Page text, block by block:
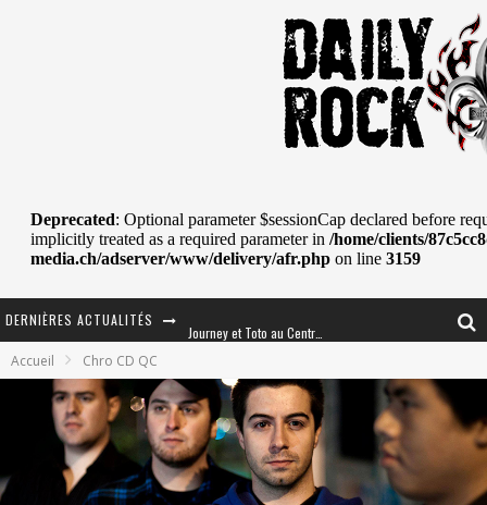
DERNIÈRES ACTUALITÉS
La Tragédie sort de la nouvelle musique
Tove Lo était de passage au MTELUS
Les danseurs étoiles parasitent ton ciel
Accueil Chro CD QC